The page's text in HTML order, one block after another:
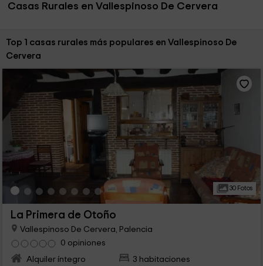
Casas Rurales en Vallespinoso De Cervera
Ordenar por:
Top 1 casas rurales más populares en Vallespinoso De
Cervera
30 Fotos
La Primera de Otoño
Vallespinoso De Cervera, Palencia
0 opiniones
Alquiler íntegro
3 habitaciones